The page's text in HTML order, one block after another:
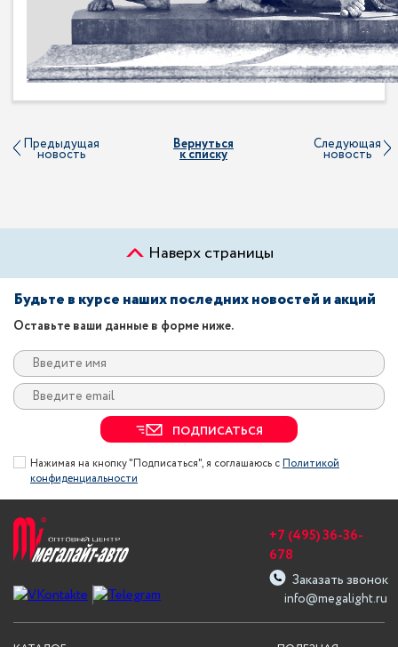
Предыдущая
новость
Вернуться
к списку
Следующая
новость
Наверх страницы
Будьте в курсе наших последних новостей и акций
Оставьте ваши данные в форме ниже.
ПОДПИСАТЬСЯ
Нажимая на кнопку "Подписаться", я соглашаюсь сПолитикой
конфиденциальности
info@megalight.ru
+7 (495) 36-36-
678
Заказать звонок